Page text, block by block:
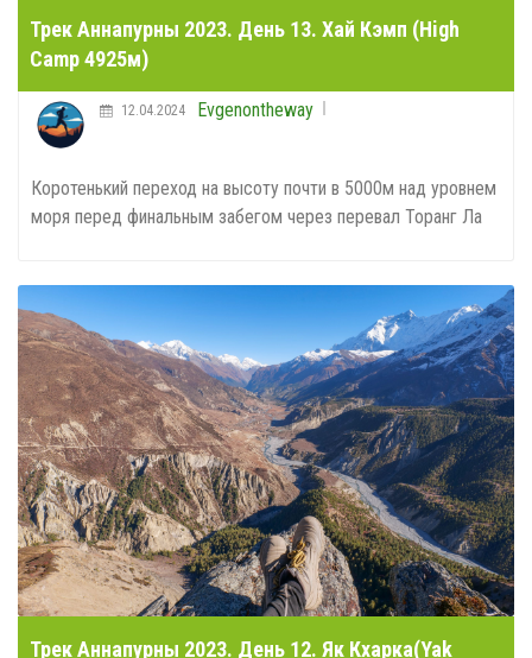
Трек Аннапурны 2023. День 13. Хай Кэмп (High
Camp 4925м)
Evgenontheway
12.04.2024
Коротенький переход на высоту почти в 5000м над уровнем
моря перед финальным забегом через перевал Торанг Ла
Трек Аннапурны 2023. День 12. Як Кхарка(Yak